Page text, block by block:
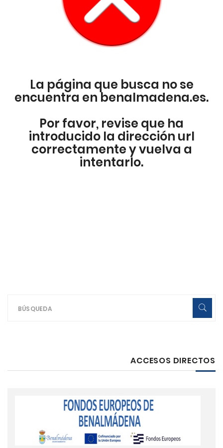
La página que busca no se
encuentra en benalmadena.es.
Por favor, revise que ha
introducido la dirección url
correctamente y vuelva a
intentarlo.
ACCESOS DIRECTOS